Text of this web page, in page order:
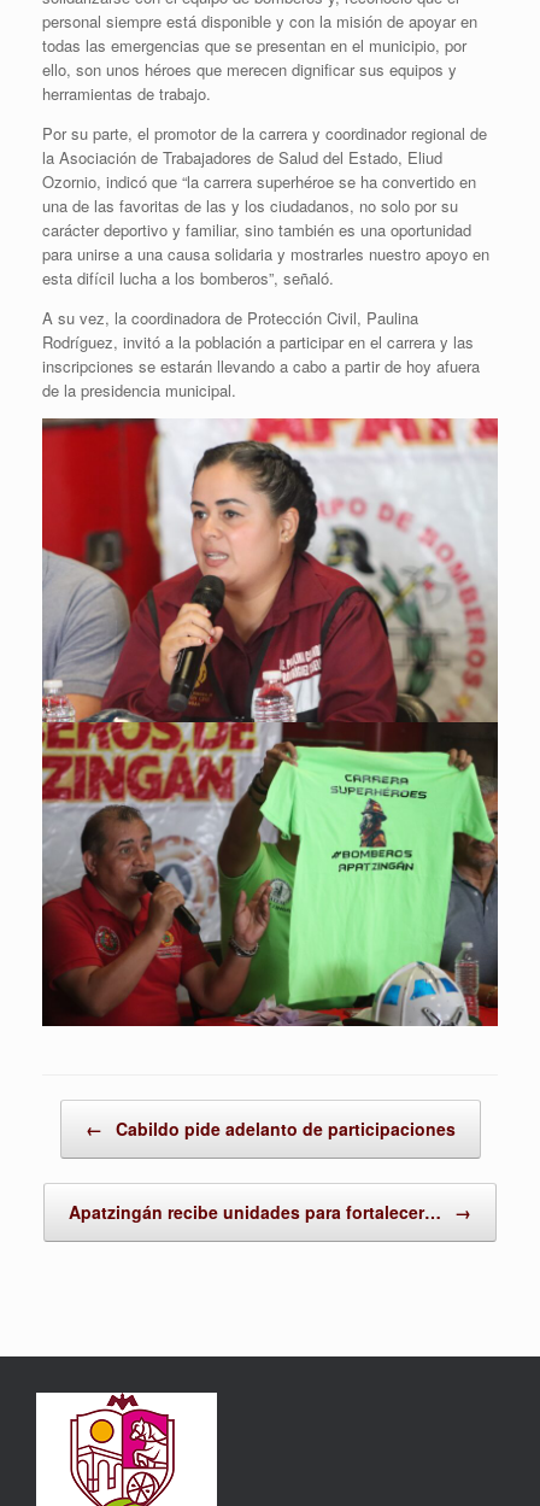
personal siempre está disponible y con la misión de apoyar en
todas las emergencias que se presentan en el municipio, por
ello, son unos héroes que merecen dignificar sus equipos y
herramientas de trabajo.
Por su parte, el promotor de la carrera y coordinador regional de
la Asociación de Trabajadores de Salud del Estado, Eliud
Ozornio, indicó que “la carrera superhéroe se ha convertido en
una de las favoritas de las y los ciudadanos, no solo por su
carácter deportivo y familiar, sino también es una oportunidad
para unirse a una causa solidaria y mostrarles nuestro apoyo en
esta difícil lucha a los bomberos”, señaló.
A su vez, la coordinadora de Protección Civil, Paulina
Rodríguez, invitó a la población a participar en el carrera y las
inscripciones se estarán llevando a cabo a partir de hoy afuera
de la presidencia municipal.
← Cabildo pide adelanto de participaciones
Apatzingán recibe unidades para fortalecer… →